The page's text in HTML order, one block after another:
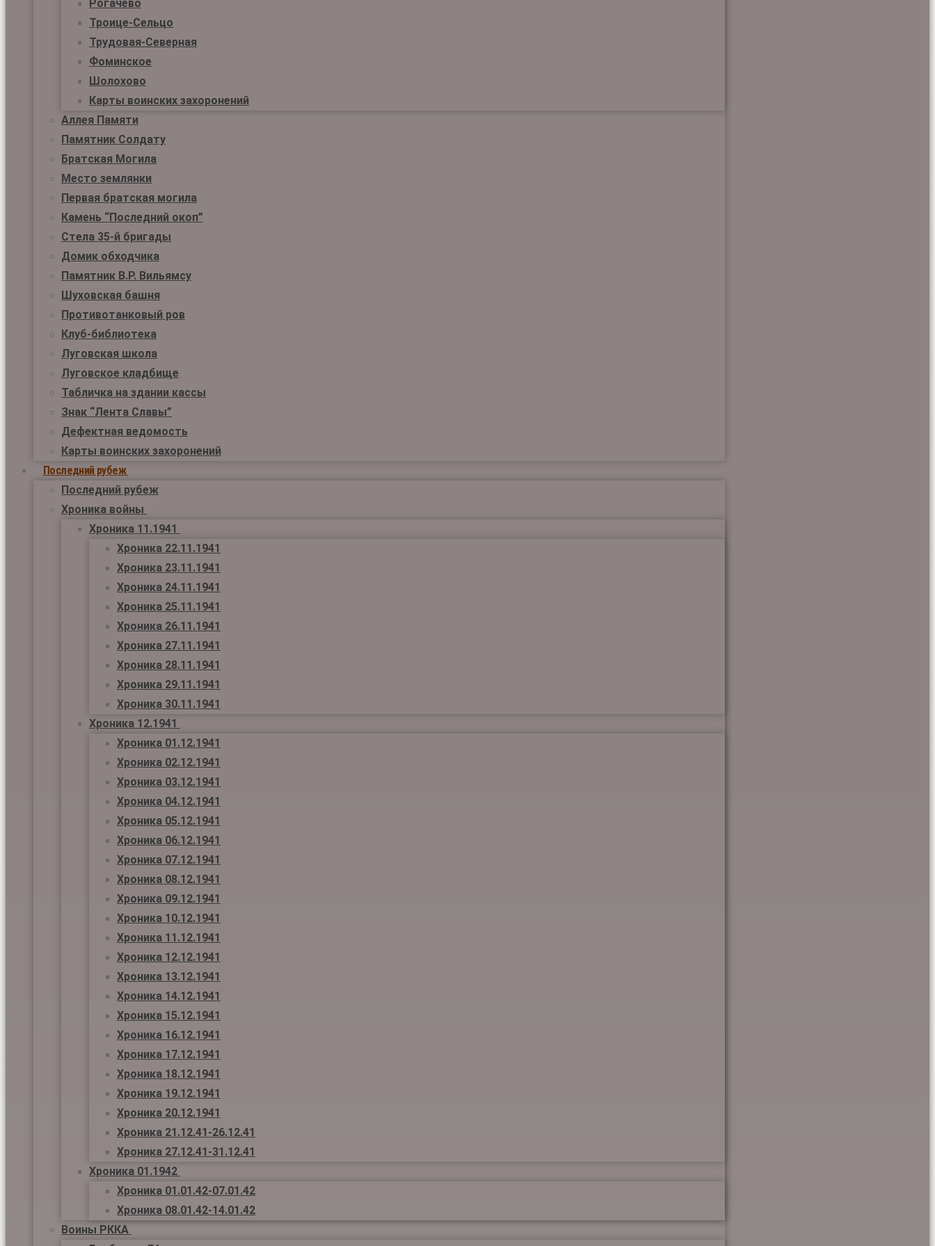
Рогачёво
Троице-Сельцо
Трудовая-Северная
Фоминское
Шолохово
Карты воинских захоронений
Аллея Памяти
Памятник Солдату
Братская Могила
Место землянки
Первая братская могила
Камень “Последний окоп”
Стела 35-й бригады
Домик обходчика
Памятник В.Р. Вильямсу
Шуховская башня
Противотанковый ров
Клуб-библиотека
Луговская школа
Луговское кладбище
Табличка на здании кассы
Знак “Лента Славы”
Дефектная ведомость
Карты воинских захоронений
Последний рубеж
Последний рубеж
Хроника войны
Хроника 11.1941
Хроника 22.11.1941
Хроника 23.11.1941
Хроника 24.11.1941
Хроника 25.11.1941
Хроника 26.11.1941
Хроника 27.11.1941
Хроника 28.11.1941
Хроника 29.11.1941
Хроника 30.11.1941
Хроника 12.1941
Хроника 01.12.1941
Хроника 02.12.1941
Хроника 03.12.1941
Хроника 04.12.1941
Хроника 05.12.1941
Хроника 06.12.1941
Хроника 07.12.1941
Хроника 08.12.1941
Хроника 09.12.1941
Хроника 10.12.1941
Хроника 11.12.1941
Хроника 12.12.1941
Хроника 13.12.1941
Хроника 14.12.1941
Хроника 15.12.1941
Хроника 16.12.1941
Хроника 17.12.1941
Хроника 18.12.1941
Хроника 19.12.1941
Хроника 20.12.1941
Хроника 21.12.41-26.12.41
Хроника 27.12.41-31.12.41
Хроника 01.1942
Хроника 01.01.42-07.01.42
Хроника 08.01.42-14.01.42
Воины РККА